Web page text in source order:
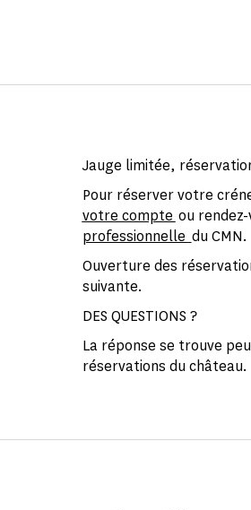
Jauge limitée,
Pour réserver votre
votre compte ou
professionnelle du CMN.
Ouverture des
suivante.
DES QUESTIONS ?
La réponse se trouve
réservations du château.